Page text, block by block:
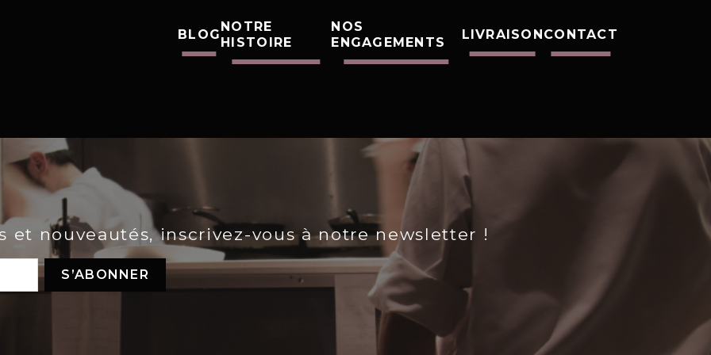
BLOG
NOTRE
HISTOIRE
NOS
ENGAGEMENTS
LIVRAISONCONTACT
et nouveautés, inscrivez-vous à notre newsletter !